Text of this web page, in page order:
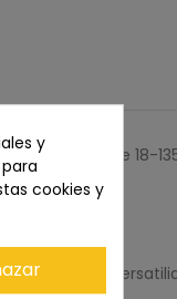
con lente de 18-
OSS
, ofrece
y
cookies y